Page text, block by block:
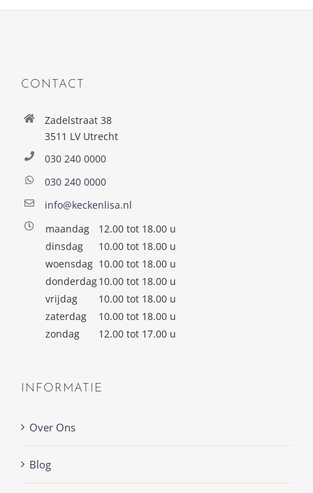
CONTACT
Zadelstraat 38
3511 LV Utrecht
030 240 0000
030 240 0000
info@keckenlisa.nl
maandag
12.00 tot 18.00 u
dinsdag
10.00 tot 18.00 u
woensdag 10.00 tot 18.00 u
donderdag10.00 tot 18.00 u
vrijdag
10.00 tot 18.00 u
zaterdag
10.00 tot 18.00 u
zondag
12.00 tot 17.00 u
INFORMATIE
Over Ons
Blog